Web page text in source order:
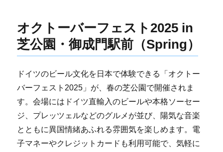
オクトーバーフェスト2025 in
芝公園・御成門駅前（Spring）
ドイツのビール文化を日本で体験できる「オクトー
バーフェスト2025」が、春の芝公園で開催されま
す。会場にはドイツ直輸入のビールや本格ソーセー
ジ、プレッツェルなどのグルメが並び、陽気な音楽
とともに異国情緒あふれる雰囲気を楽しめます。電
子マネーやクレジットカードも利用可能で、気軽に